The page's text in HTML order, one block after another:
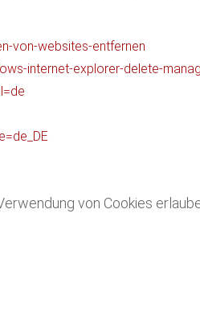
von-websites-entfernen
internet-explorer-delete-
von Cookies